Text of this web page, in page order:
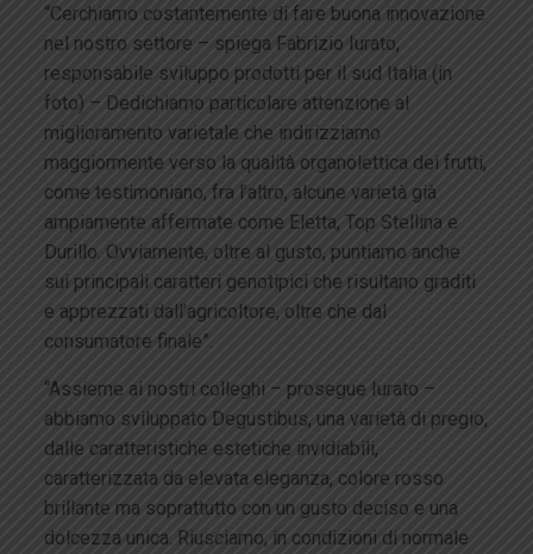
“Cerchiamo costantemente di fare buona innovazione
nel nostro settore – spiega Fabrizio Iurato,
responsabile sviluppo prodotti per il sud Italia (in
foto) – Dedichiamo particolare attenzione al
miglioramento varietale che indirizziamo
maggiormente verso la qualità organolettica dei frutti,
come testimoniano, fra l’altro, alcune varietà già
ampiamente affermate come Eletta, Top Stellina e
Durillo. Ovviamente, oltre al gusto, puntiamo anche
sui principali caratteri genotipici che risultano graditi
e apprezzati dall’agricoltore, oltre che dal
consumatore finale”.
“Assieme ai nostri colleghi – prosegue Iurato –
abbiamo sviluppato Degustibus, una varietà di pregio,
dalle caratteristiche estetiche invidiabili,
caratterizzata da elevata eleganza, colore rosso
brillante ma soprattutto con un gusto deciso e una
dolcezza unica. Riusciamo, in condizioni di normale